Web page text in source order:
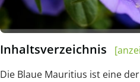
Inhaltsverzeichnis
Die Blaue Mauritius ist eine